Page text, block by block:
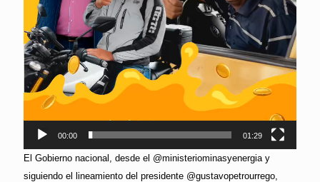
00:00 01:29
El Gobierno nacional, desde el @ministeriominasyenergia y
siguiendo el lineamiento del presidente @gustavopetrourrego,